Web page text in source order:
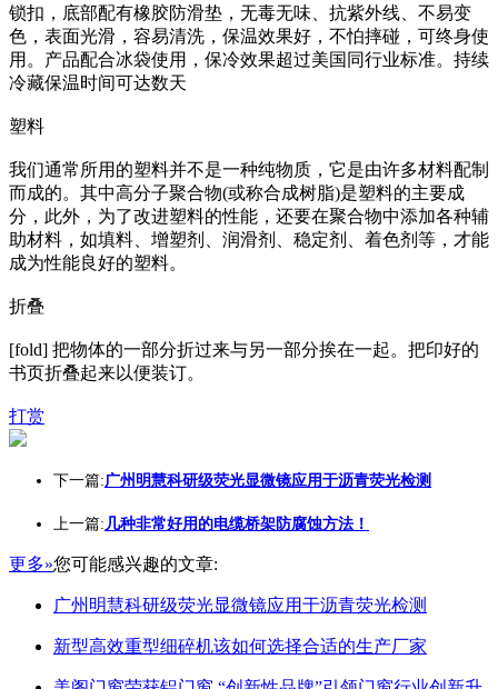
锁扣，底部配有橡胶防滑垫，无毒无味、抗紫外线、不易变
色，表面光滑，容易清洗，保温效果好，不怕摔碰，可终身使
用。产品配合冰袋使用，保冷效果超过美国同行业标准。持续
冷藏保温时间可达数天
塑料
我们通常所用的塑料并不是一种纯物质，它是由许多材料配制
而成的。其中高分子聚合物(或称合成树脂)是塑料的主要成
分，此外，为了改进塑料的性能，还要在聚合物中添加各种辅
助材料，如填料、增塑剂、润滑剂、稳定剂、着色剂等，才能
成为性能良好的塑料。
折叠
[fold] 把物体的一部分折过来与另一部分挨在一起。把印好的
书页折叠起来以便装订。
打赏
下一篇:广州明慧科研级荧光显微镜应用于沥青荧光检测
上一篇:几种非常好用的电缆桥架防腐蚀方法！
更多»您可能感兴趣的文章:
广州明慧科研级荧光显微镜应用于沥青荧光检测
新型高效重型细碎机该如何选择合适的生产厂家